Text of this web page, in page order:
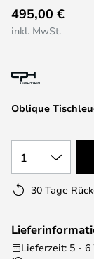
Anfang
der
springen
Oblique
495,00 €
inkl. MwSt.
1
30 Tage
Lieferzeit: 5 - 6